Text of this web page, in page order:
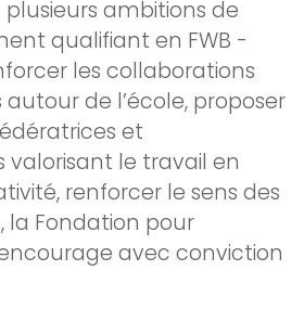
ambitions de
qualifiant en FWB -
les collaborations
de l’école, proposer
et
valorisant le travail en
renforcer le sens des
la Fondation pour
avec conviction